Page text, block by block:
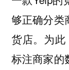
够正确分类
货店。为
标注商家的